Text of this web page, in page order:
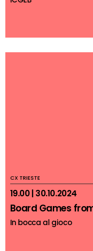
CX TRIESTE
19.00 | 30.10.2024
Board Games
In bocca al gioco